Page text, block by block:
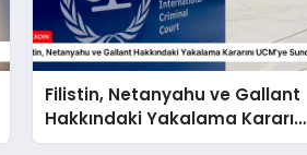
Filistin, Netanyahu ve Gallant
Hakkındaki Yakalama Kararını
UCM’ye Sundu